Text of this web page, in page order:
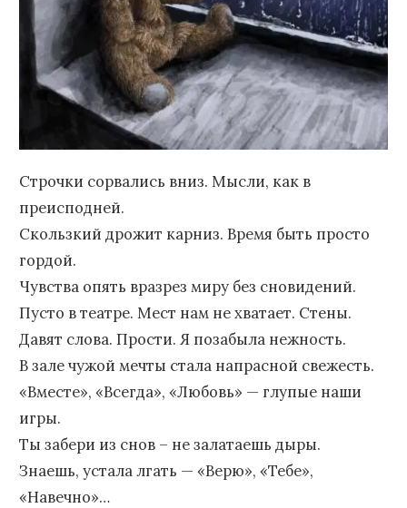
Строчки сорвались вниз. Мысли, как в
преисподней.
Скользкий дрожит карниз. Время быть просто
гордой.
Чувства опять вразрез миру без сновидений.
Пусто в театре. Мест нам не хватает. Стены.
Давят слова. Прости. Я позабыла нежность.
В зале чужой мечты стала напрасной свежесть.
«Вместе», «Всегда», «Любовь» — глупые наши
игры.
Ты забери из снов – не залатаешь дыры.
Знаешь, устала лгать — «Верю», «Тебе»,
«Навечно»…